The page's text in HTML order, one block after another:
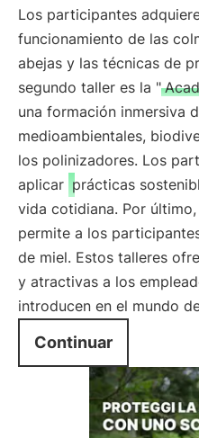
Los participantes
funcionamiento de las
abejas y las técnicas de
segundo taller es la "
una formación inmersiva
medioambientales,
los polinizadores. Los
aplicar prácticas
vida cotidiana. Por
permite a los
de miel. Estos talleres
y atractivas a los
introducen en el mundo
Continuar